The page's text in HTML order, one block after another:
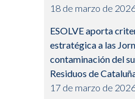
18 de marzo de
ESOLVE aporta
estratégica a las
contaminación del
Residuos de
17 de marzo de